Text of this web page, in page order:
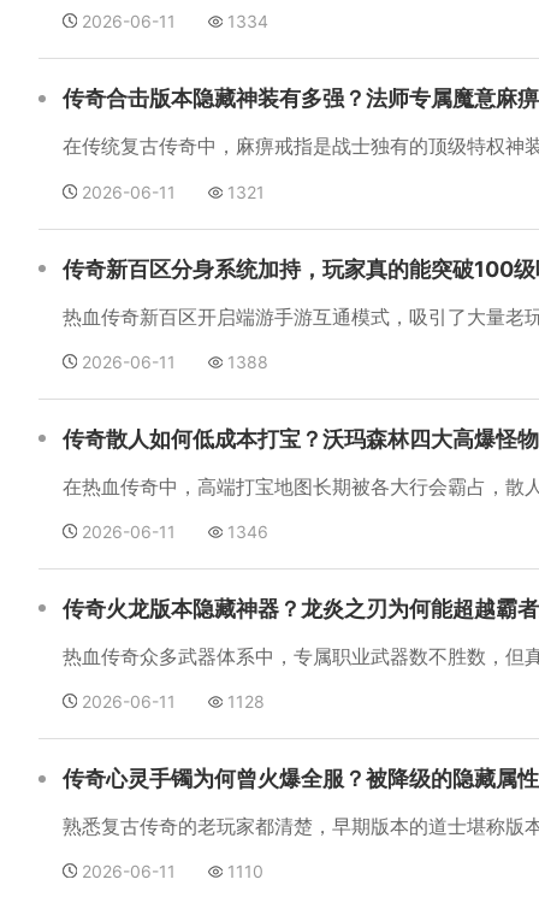
2026-06-11 1334
传奇合击版本隐藏神装有多强？法师专属魔意麻
2026-06-11 1321
传奇新百区分身系统加持，玩家真的能突破100
2026-06-11 1388
传奇散人如何低成本打宝？沃玛森林四大高爆怪
2026-06-11 1346
传奇火龙版本隐藏神器？龙炎之刃为何能超越霸
2026-06-11 1128
传奇心灵手镯为何曾火爆全服？被降级的隐藏属
2026-06-11 1110